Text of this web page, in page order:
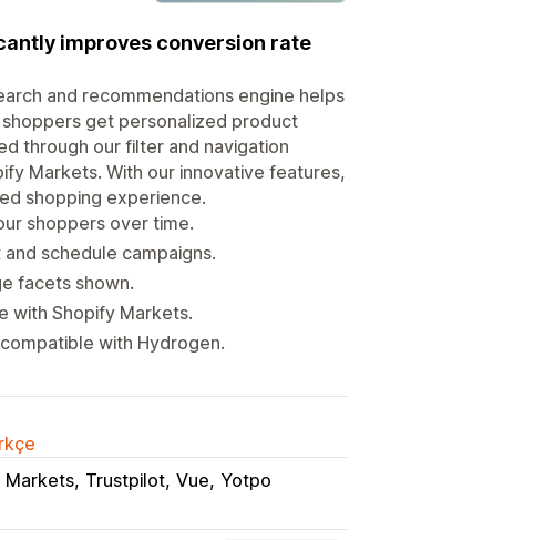
improves conversion rate
and recommendations engine helps
get personalized product
through our filter and navigation
Markets. With our innovative features,
shopping experience.
shoppers over time.
schedule campaigns.
facets shown.
with Shopify Markets.
with Hydrogen.
Markets Trustpilot Vue Yotpo